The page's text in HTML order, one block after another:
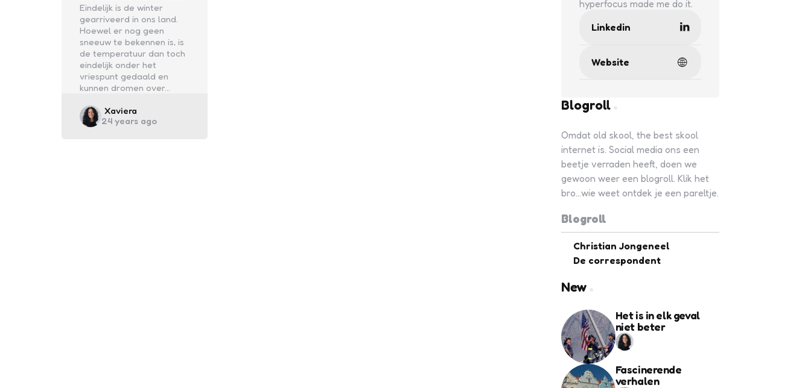
Eindelijk is de winter
gearriveerd in ons land.
Hoewel er nog geen
sneeuw te bekennen is, is
de temperatuur dan toch
eindelijk onder het
vriespunt gedaald en
kunnen dromen over…
Posted
by
Xaviera
24 years ago
hyperfocus made me do it.
Linkedin
Website
Blogroll
Omdat old skool, the best skool
internet is. Social media ons een
beetje verraden heeft, doen we
gewoon weer een blogroll. Klik het
bro...wie weet ontdek je een pareltje.
Blogroll
Christian Jongeneel
De correspondent
New
Het is in elk geval
niet beter
Fascinerende
verhalen